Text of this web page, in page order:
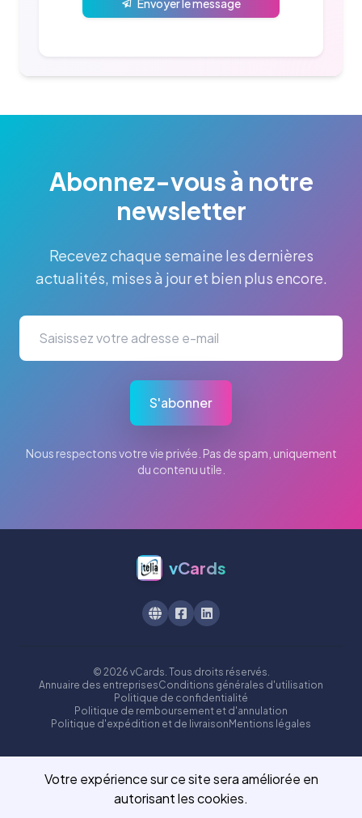
Envoyer le message
Abonnez-vous à notre
newsletter
Recevez chaque semaine les dernières
actualités, mises à jour et bien plus encore.
S'abonner
Nous respectons votre vie privée. Pas de spam, uniquement
du contenu utile.
vCards
© 2026 vCards. Tous droits réservés.
Annuaire des entreprisesConditions générales d'utilisation
Politique de confidentialité
Politique de remboursement et d'annulation
Politique d'expédition et de livraison Mentions légales
Votre expérience sur ce site sera améliorée en
autorisant les cookies.